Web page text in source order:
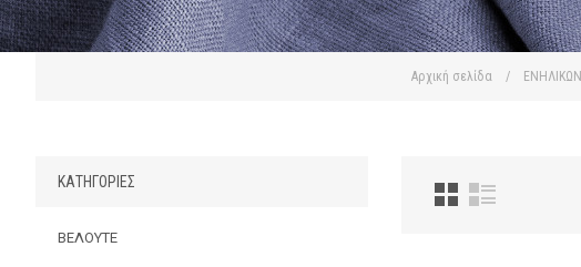
Αρχική σελίδα / ΕΝΗΛΙΚΩΝ
ΚΑΤΗΓΟΡΊΕΣ
ΒΕΛΟΥΤΕ